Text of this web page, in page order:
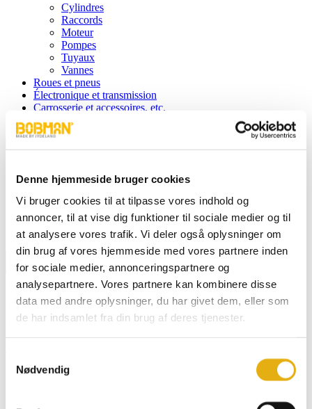
Denne hjemmeside bruger cookies
Vi bruger cookies til at tilpasse vores indhold og
annoncer, til at vise dig funktioner til sociale medier og til
at analysere vores trafik. Vi deler også oplysninger om
din brug af vores hjemmeside med vores partnere inden
for sociale medier, annonceringspartnere og
analysepartnere. Vores partnere kan kombinere disse
data med andre oplysninger, du har givet dem, eller som
de har indsamlet fra din brug af deres tjenester.
Nødvendig
Cylindres
Raccords
Moteur
Pompes
Tuyaux
Vannes
Roues et pneus
Électronique et transmission
Carrosserie et accessoires, etc.
Autocollants et articles promotionnels
Dansk
Deutsch
Español
Recherche de :
Bouton de recherche
Page d'accueil/Webshop/ Electronique et transmission
Électronique et transmission